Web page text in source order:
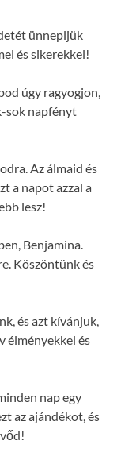
ünnepljük
és sikerekkel!
úgy ragyogjon,
sok napfényt
Az álmaid és
a napot azzal a
lesz!
Benjamina.
Köszöntünk és
és azt kívánjuk,
élményekkel és
nap egy
az ajándékot, és